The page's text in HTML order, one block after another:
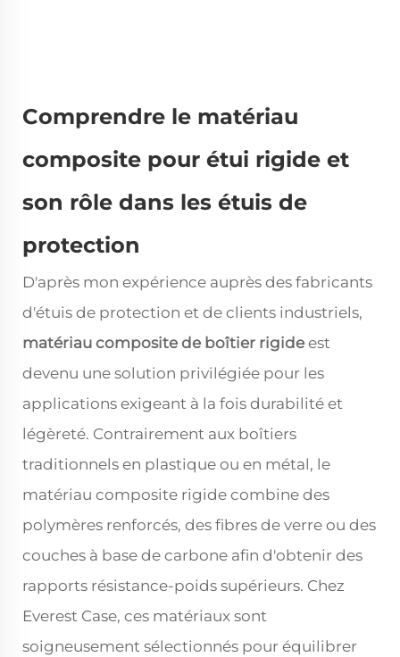
Comprendre le matériau
composite pour étui rigide et
son rôle dans les étuis de
protection
D'après mon expérience auprès des fabricants
d'étuis de protection et de clients industriels,
matériau composite de boîtier rigide est
devenu une solution privilégiée pour les
applications exigeant à la fois durabilité et
légèreté. Contrairement aux boîtiers
traditionnels en plastique ou en métal, le
matériau composite rigide combine des
polymères renforcés, des fibres de verre ou des
couches à base de carbone afin d'obtenir des
rapports résistance-poids supérieurs. Chez
Everest Case, ces matériaux sont
soigneusement sélectionnés pour équilibrer